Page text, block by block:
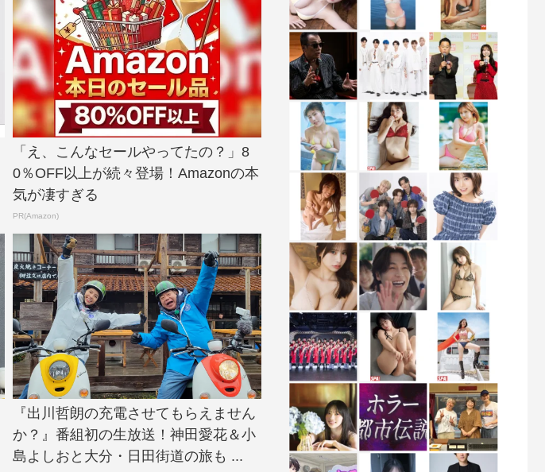
「え、こんなセールやってたの？」8
0％OFF以上が続々登場！Amazonの本
気が凄すぎる
PR(Amazon)
『出川哲朗の充電させてもらえません
か？』番組初の生放送！神田愛花＆小
島よしおと大分・日田街道の旅も ...